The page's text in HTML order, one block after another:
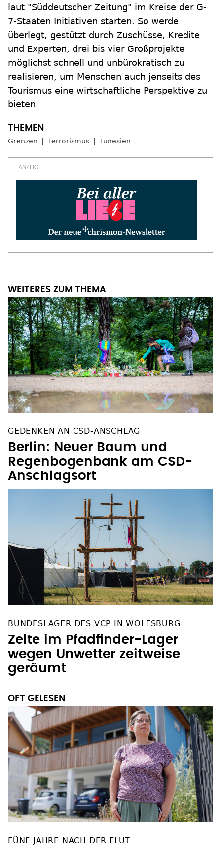
laut "Süddeutscher Zeitung" im Kreise der G-
7-Staaten Initiativen starten. So werde
überlegt, gestützt durch Zuschüsse, Kredite
und Experten, drei bis vier Großprojekte
möglichst schnell und unbürokratisch zu
realisieren, um Menschen auch jenseits des
Tourismus eine wirtschaftliche Perspektive zu
bieten.
Grenzen Terrorismus Tunesien
WEITERES ZUM THEMA
GEDENKEN AN CSD-ANSCHLAG
Berlin: Neuer Baum und
Regenbogenbank am CSD-
Anschlagsort
BUNDESLAGER DES VCP IN WOLFSBURG
Zelte im Pfadfinder-Lager
wegen Unwetter zeitweise
geräumt
OFT GELESEN
FÜNF JAHRE NACH DER FLUT